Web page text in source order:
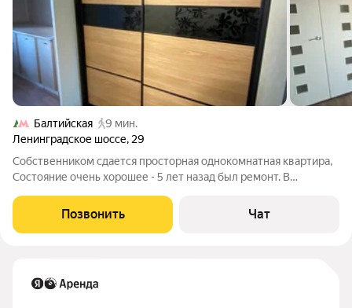
Балтийская
9 мин.
Ленинградское шоссе, 29
Собственником сдается просторная однокомнатная квартира,
Состояние очень хорошее - 5 лет назад был ремонт. В
Оплата за ЖКУ ежемесячная по счетчикам, в стоимость
аренды не входит и оплачивается
Позвонить Чат